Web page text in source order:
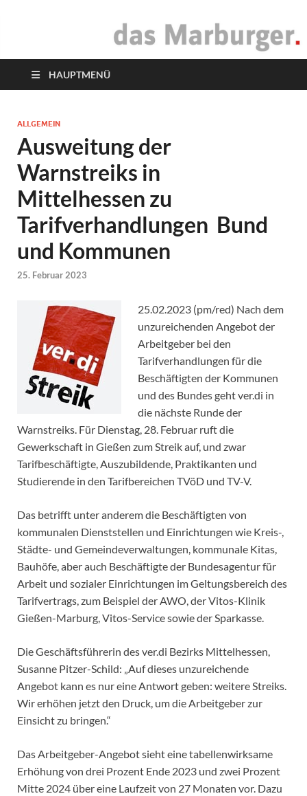
das Marburger.
HAUPTMENÜ
ALLGEMEIN
Ausweitung der
Warnstreiks in
Mittelhessen zu
Tarifverhandlungen Bund
und Kommunen
25. Februar 2023
25.02.2023 (pm/red) Nach dem
unzureichenden Angebot der
Arbeitgeber bei den
Tarifverhandlungen für die
Beschäftigten der Kommunen
und des Bundes geht ver.di in
die nächste Runde der
Warnstreiks. Für Dienstag, 28. Februar ruft die
Gewerkschaft in Gießen zum Streik auf, und zwar
Tarifbeschäftigte, Auszubildende, Praktikanten und
Studierende in den Tarifbereichen TVöD und TV-V.
Das betrifft unter anderem die Beschäftigten von
kommunalen Dienststellen und Einrichtungen wie Kreis-,
Städte- und Gemeindeverwaltungen, kommunale Kitas,
Bauhöfe, aber auch Beschäftigte der Bundesagentur für
Arbeit und sozialer Einrichtungen im Geltungsbereich des
Tarifvertrags, zum Beispiel der AWO, der Vitos-Klinik
Gießen-Marburg, Vitos-Service sowie der Sparkasse.
Die Geschäftsführerin des ver.di Bezirks Mittelhessen,
Susanne Pitzer-Schild: „Auf dieses unzureichende
Angebot kann es nur eine Antwort geben: weitere Streiks.
Wir erhöhen jetzt den Druck, um die Arbeitgeber zur
Einsicht zu bringen.“
Das Arbeitgeber-Angebot sieht eine tabellenwirksame
Erhöhung von drei Prozent Ende 2023 und zwei Prozent
Mitte 2024 über eine Laufzeit von 27 Monaten vor. Dazu